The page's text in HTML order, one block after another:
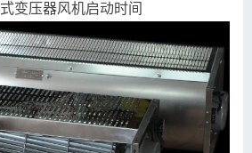
变压器风机启动时间